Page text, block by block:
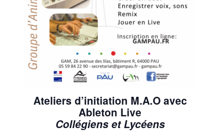
Ateliers d’initiation M.A.O avec
Ableton Live
Collégiens et Lycéens